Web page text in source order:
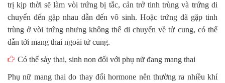
trị kịp thời sẽ làm vòi trứng bị tắc, cản trở tinh trùng và trứng di
chuyển đến gặp nhau dẫn đến vô sinh. Hoặc trứng đã gặp tinh
trùng ở vòi trứng nhưng không thể di chuyển về tử cung, có thể
dẫn tới mang thai ngoài tử cung.
Có thể sảy thai, sinh non đối với phụ nữ đang mang thai
Phụ nữ mang thai do thay đổi hormone nên thường ra nhiều khí